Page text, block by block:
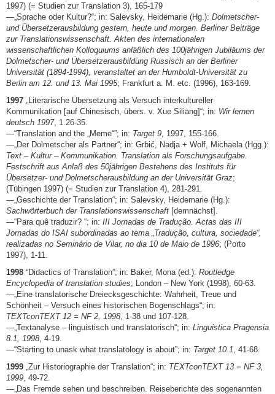
1997) (= Studien zur Translation 3), 165-179
—„Sprache oder Kultur?“; in: Salevsky, Heidemarie (Hg.): Dolmetscher-
und Übersetzerausbildung gestern, heute und morgen. Berliner Beiträge
zur Translationswissenschaft. Akten des internationalen
wissenschaftlichen Kolloquiums anläßlich des 100jährigen Jubiläums der
Dolmetscher- und Übersetzerausbildung Russisch an der Berliner
Universität (1894-1994), veranstaltet an der Humboldt-Universität zu
Berlin am 12. und 13. Mai 1995; Frankfurt a. M. etc. (1996), 163-169.
1997 „Literarische Übersetzung als Versuch interkultureller
Kommunikation [auf Chinesisch, übers. v. Xue Siliang]“; in: Wir lernen
deutsch 1997, 1.26-35.
—“Translation and the „Meme“”; in: Target 9 , 1997, 155-166.
—„Der Dolmetscher als Partner“; in: Grbić, Nadja + Wolf, Michaela (Hgg.):
Text – Kultur – Kommunikation. Translation als Forschungsaufgabe.
Festschrift aus Anlaß des 50jährigen Bestehens des Instituts für
Übersetzer- und Dolmetscherausbildung an der Universität Graz;
(Tübingen 1997) (= Studien zur Translation 4), 281-291.
—„Geschichte der Translation“; in: Salevsky, Heidemarie (Hg.):
Sachwörterbuch der Translationswissenschaft [demnächst].
—“Para quê traduzir? “; in: III Jornadas de Tradução. Actas das III
Jornadas do ISAI subordinadas ao tema „Tradução, cultura, sociedade“,
realizadas no Seminário de Vilar, no dia 10 de Maio de 1996; (Porto
1997), 1-11.
1998 “Didactics of Translation”; in: Baker, Mona (ed.): Routledge
Encyclopedia of translation studies; London – New York (1998), 60-63.
—„Eine translatorische Dreiecksgeschichte: Wahrheit, Treue und
Schönheit – Versuch eines historischen Bogenschlags“; in:
TEXTconTEXT 12 = NF 2, 1998 , 1-38 und 107-128.
—„Textanalyse – linguistisch und translatorisch“; in: Linguistica Pragensia
8.1, 1998 , 4-19.
—“Starting to unask what translatology is about”; in: Target 10.1 , 41-68.
1999 „Zur Historiographie der Translation“; in: TEXTconTEXT 13 = NF 3,
1999 , 49-72.
—„Das Fremde sehen und beschreiben. Reiseberichte des sogenannten